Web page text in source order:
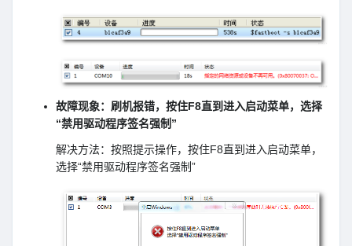
故障现象：刷机报错，按住F8直到进入启动菜单，选择
“禁用驱动程序签名强制”
解决方法：按照提示操作，按住F8直到进入启动菜单，
选择“禁用驱动程序签名强制”